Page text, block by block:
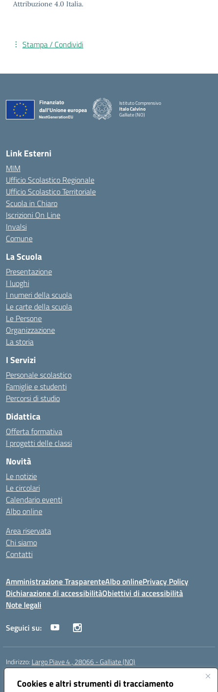
Cookies e altri strumenti di tracciamento
Attribuzione 4.0 Italia.
Stampa / Condividi
Istituto Comprensivo
Italo Calvino
Galliate (NO)
Link Esterni
MIM
Ufficio Scolastico Regionale
Ufficio Scolastico Territoriale
Scuola in Chiaro
Iscrizioni On Line
Invalsi
Comune
La Scuola
Presentazione
I luoghi
I numeri della scuola
Le carte della scuola
Le Persone
Organizzazione
La storia
I Servizi
Personale scolastico
Famiglie e studenti
Percorsi di studio
Didattica
Offerta formativa
I progetti delle classi
Novità
Le notizie
Le circolari
Calendario eventi
Albo online
Area riservata
Chi siamo
Contatti
Amministrazione TrasparenteAlbo onlinePrivacy Policy
Dichiarazione di accessibilitàObiettivi di accessibilità
Note legali
Seguici su:
Indirizzo: Largo Piave 4 , 28066 - Galliate (NO)
Centralino:
Posta elettronica certificata (PEC):noic818005@pec.istruzione.it